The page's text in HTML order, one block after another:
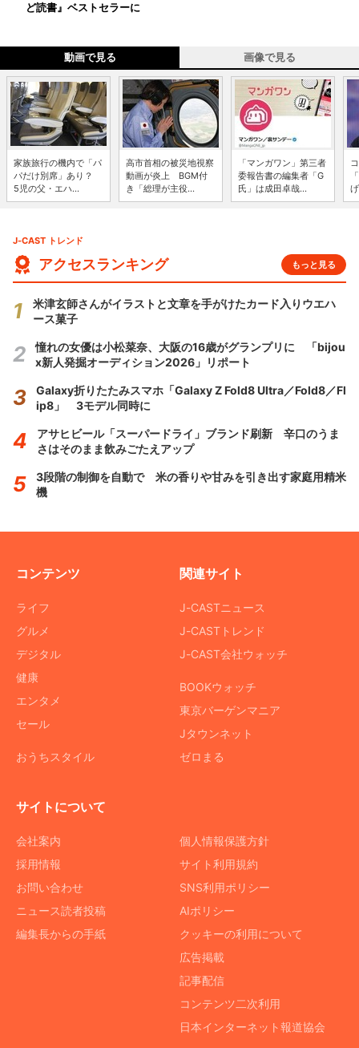
ど読書』ベストセラーに
動画で見る 画像で見る
家族旅行の機内で「パ
パだけ別席」あり？
5児の父・エハ...
高市首相の被災地視察
動画が炎上 BGM付
き「総理が主役...
「マンガワン」第三者
委報告書の編集者「G
氏」は成田卓哉...
J-CAST トレンド
アクセスランキング もっと見る
米津玄師さんがイラストと文章を手がけたカード入りウエハ
ース菓子
憧れの女優は小松菜奈、大阪の16歳がグランプリに 「bijou
x新人発掘オーディション2026」リポート
Galaxy折りたたみスマホ「Galaxy Z Fold8 Ultra／Fold8／Fl
ip8」 3モデル同時に
アサヒビール「スーパードライ」ブランド刷新 辛口のうま
さはそのまま飲みごたえアップ
3段階の制御を自動で 米の香りや甘みを引き出す家庭用精米
機
コンテンツ
ライフ
グルメ
デジタル
健康
エンタメ
セール
おうちスタイル
関連サイト
J-CASTニュース
J-CASTトレンド
J-CAST会社ウォッチ
BOOKウォッチ
東京バーゲンマニア
Jタウンネット
ゼロまる
サイトについて
会社案内
採用情報
お問い合わせ
ニュース読者投稿
編集長からの手紙
個人情報保護方針
サイト利用規約
SNS利用ポリシー
AIポリシー
クッキーの利用について
広告掲載
記事配信
コンテンツ二次利用
日本インターネット報道協会